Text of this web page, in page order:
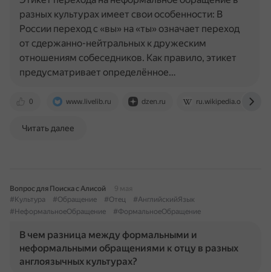
0 www.livelib.ru dzen.ru ru.wikipedia.org
разных культурах имеет свои особенности: В
России переход с «вы» на «ты» означает переход
от сдержанно-нейтральных к дружеским
отношениям собеседников. Как правило, этикет
предусматривает определённое…
Читать далее
Вопрос для Поиска с Алисой
9 мая
#Культура
#Обращение #Отец
#АнглийскийЯзык
#НеформальноеОбращение
#ФормальноеОбращение
В чем разница между формальными и
неформальными обращениями к отцу в разных
англоязычных культурах?